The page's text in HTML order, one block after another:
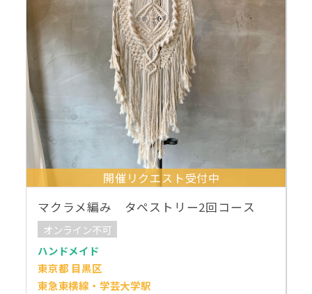
開催リクエスト受付中
マクラメ編み タペストリー2回コース
オンライン不可
ハンドメイド
東京都 目黒区
東急東横線・学芸大学駅